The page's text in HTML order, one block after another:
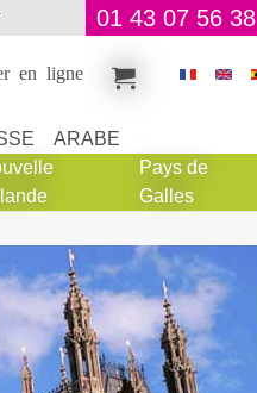
01 43 07 56 38
en ligne
ARABE
Pays de
Galles